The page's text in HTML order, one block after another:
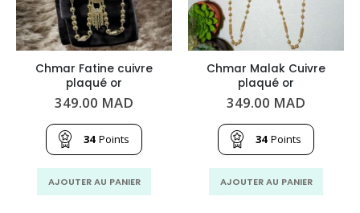
Chmar Fatine cuivre
plaqué or
349.00 MAD
34 Points
AJOUTER AU PANIER
Chmar Malak Cuivre
plaqué or
349.00 MAD
34 Points
AJOUTER AU PANIER